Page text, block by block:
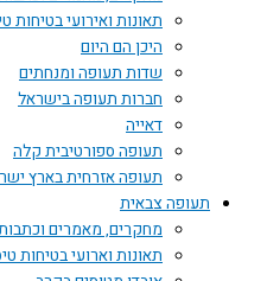
תאונות ואירועי בטיחות טיסה
היכן הם היום
שדות תעופה ומנחתים
חברות תעופה בישראל
דאייה
תעופה ספורטיבית קלה
תעופה אזרחית בארץ ישראל
תעופה צבאית
מחקרים, מאמרים וכתבות
תאונות וארועי בטיחות טיסה